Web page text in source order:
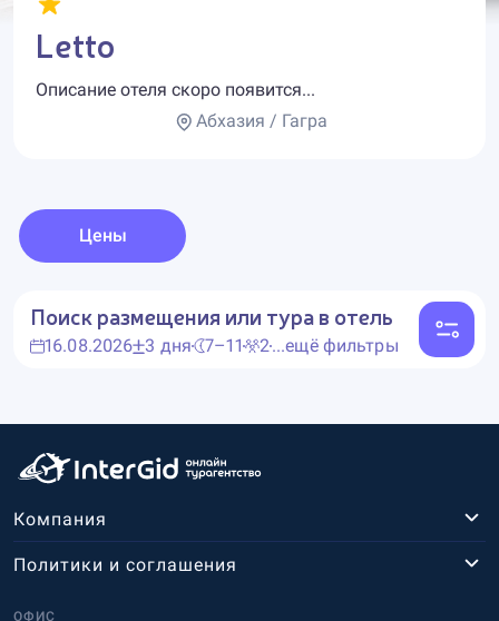
Letto
Описание отеля скоро появится...
Абхазия / Гагра
Цены
Поиск размещения или тура в отель
16.08.2026 3 дня 7–11 2...ещё фильтры
Компания
ОФИС
Политики и соглашения